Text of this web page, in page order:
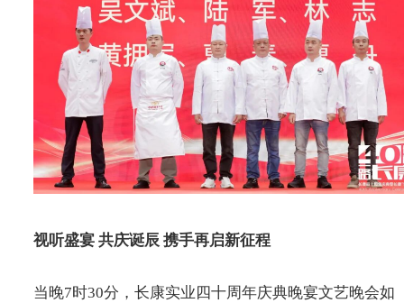
视听盛宴 共庆诞辰 携手再启新征程
当晚7时30分，长康实业四十周年庆典晚宴文艺晚会如